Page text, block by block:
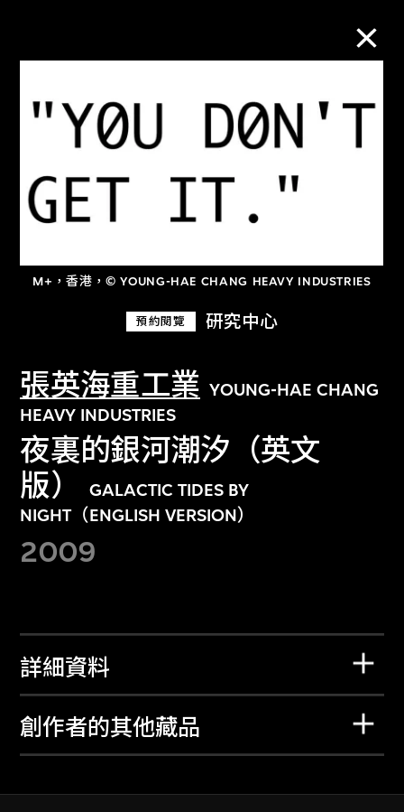
M+，香港，© YOUNG-HAE CHANG HEAVY INDUSTRIES
預約閱覽 研究中心
張英海重工業 YOUNG-HAE CHANG
HEAVY INDUSTRIES
夜裏的銀河潮汐（英文
版）
GALACTIC TIDES BY
NIGHT（ENGLISH VERSION）
2009
詳細資料
創作者的其他藏品
M+藏品
關於M+藏品
探索世界頂級的二十及二十一世紀視覺
文化藏品。